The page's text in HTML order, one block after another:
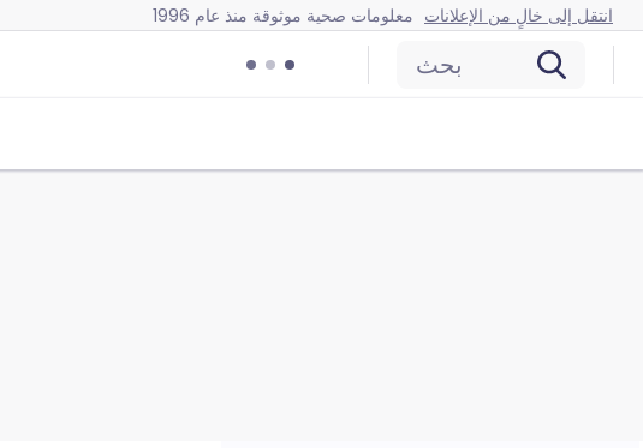
معلومات صحية موثوقة منذ عام 1996 انتقل إلى خالٍ من الإعلانات
بحث